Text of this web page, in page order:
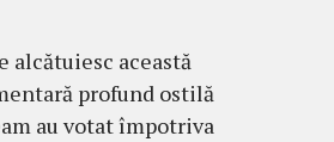
această
profund ostilă
au votat împotriva